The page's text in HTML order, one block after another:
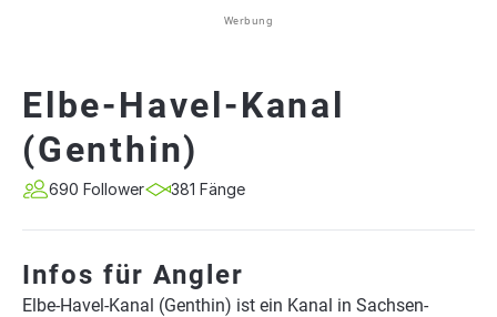
Werbung
Elbe-Havel-Kanal
(Genthin)
690 Follower 381 Fänge
Infos für Angler
Elbe-Havel-Kanal (Genthin) ist ein Kanal in Sachsen-